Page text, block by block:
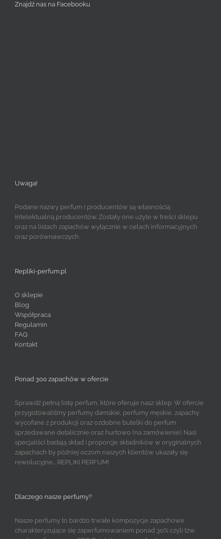
Znajdź nas na Facebooku
Uwaga!
Podane nazwy perfum i producentów są własnością
intelektualną producentów. Zostały one użyte w treści sklepu
oraz na listach zapachów wyłącznie w celach informacyjnych
oraz porównawczych.
Repliki-perfum.pl
O sklepie
Blog
Współpraca
Regulamin
FAQ
Kontakt
Ponad 300 zapachów w ofercie
Sprawdź pełną listę perfum, które oferuje nasz sklep. W ofercie
przygotowaliśmy perfumy damskie, perfumy męskie, zapachy
wycofane z produkcji oraz ozdobne butelki do perfum
sprzedawane detalicznie oraz hurtowo (na zamówienie). Nasi
specjaliści badają skład i proporcje składników w oryginalnych
zapachach by później oczom naszych klientów ukazały się
rewolucyjne... REPLIKI PERFUM!
Dlaczego nasze perfumy?
Nasze perfumy to bardzo trwałe kompozycje zapachowe
charakteryzujące się zaperfumowaniem ponad 30% czyli tzw.